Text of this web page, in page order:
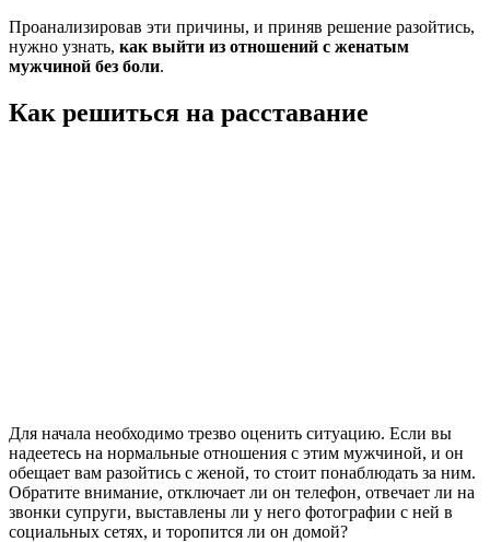
Проанализировав эти причины, и приняв решение разойтись,
нужно узнать, как выйти из отношений с женатым
мужчиной без боли.
Как решиться на расставание
Для начала необходимо трезво оценить ситуацию. Если вы
надеетесь на нормальные отношения с этим мужчиной, и он
обещает вам разойтись с женой, то стоит понаблюдать за ним.
Обратите внимание, отключает ли он телефон, отвечает ли на
звонки супруги, выставлены ли у него фотографии с ней в
социальных сетях, и торопится ли он домой?